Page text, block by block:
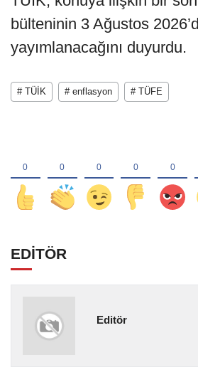
bülteninin 3 Ağustos
yayımlanacağını duyurdu.
# TÜİK # enflasyon # TÜFE
EDİTÖR
Editör